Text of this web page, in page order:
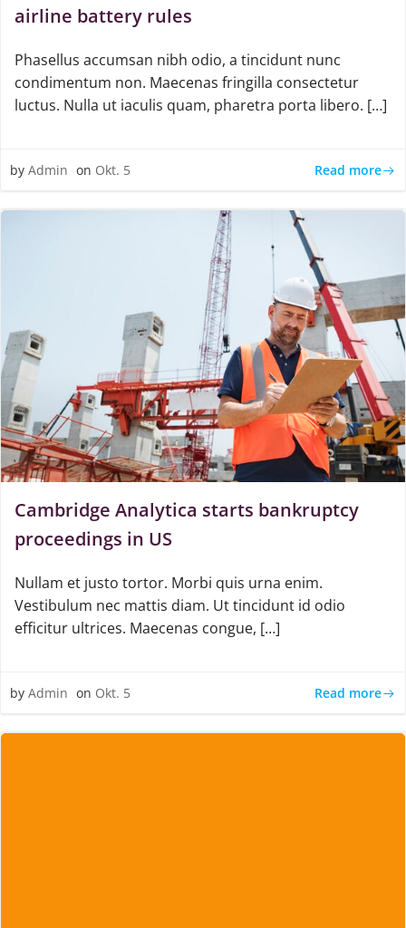
airline battery rules
Phasellus accumsan nibh odio, a tincidunt nunc
condimentum non. Maecenas fringilla consectetur
luctus. Nulla ut iaculis quam, pharetra porta libero. […]
by Admin on Okt. 5 Read more
Cambridge Analytica starts bankruptcy
proceedings in US
Nullam et justo tortor. Morbi quis urna enim.
Vestibulum nec mattis diam. Ut tincidunt id odio
efficitur ultrices. Maecenas congue, […]
by Admin on Okt. 5 Read more